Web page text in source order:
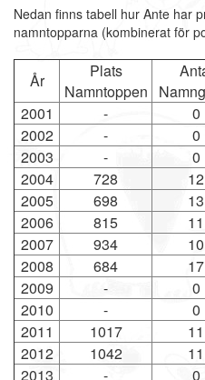
Nedan finns tabell hur Ante har
namntopparna (kombinerat för
År
Plats
Namntoppen
2001
-
0
2002
-
0
2003
-
0
2004
728
12
2005
698
13
2006
815
11
2007
934
10
2008
684
17
2009
-
0
2010
-
0
2011
1017
11
2012
1042
11
2013
-
0